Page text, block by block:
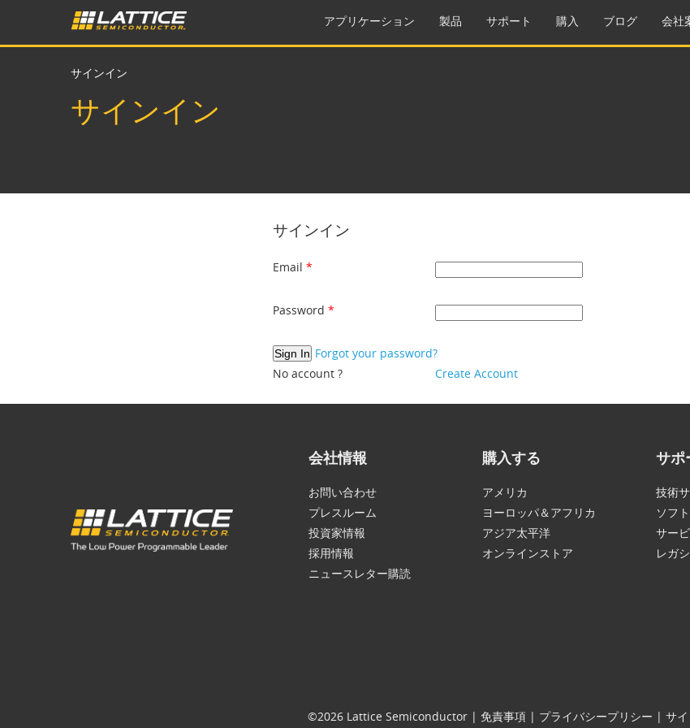
アプリケーション 製品 サポート 購入 ブログ 会社
サインイン
サインイン
サインイン
Email
Password
Forgot your password?
No account ?
Create Account
会社情報
お問い合わせ
プレスルーム
投資家情報
採用情報
ニュースレター購読
購入する
アメリカ
ヨーロッパ＆アフリカ
アジア太平洋
オンラインストア
サポ
技術
ソフ
サー
レガ
©2026 Lattice Semiconductor | 免責事項 | プライバシープリシー | サ